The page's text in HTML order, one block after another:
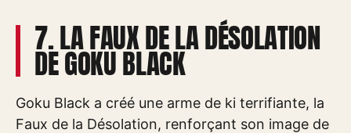
7. LA FAUX DE LA DÉSOLATION
DE GOKU BLACK
Goku Black a créé une arme de ki terrifiante, la
Faux de la Désolation, renforçant son image de